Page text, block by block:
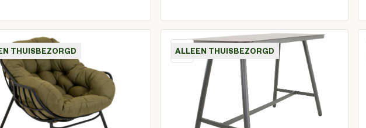
Huidige prijs € 69,95
Huidige prijs € 269,00
THUISBEZORGD ALLEEN THUISBEZORGD